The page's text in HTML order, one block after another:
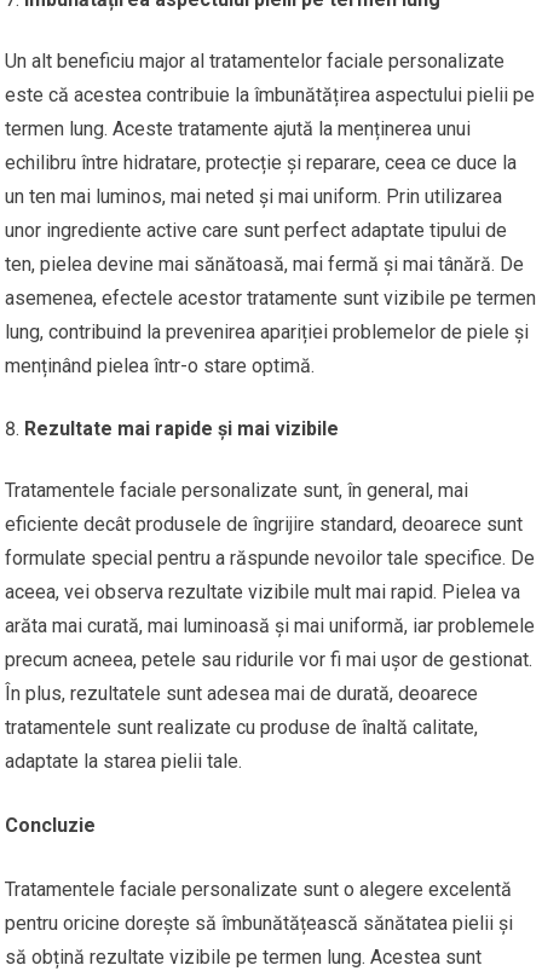
Un alt beneficiu major al tratamentelor faciale personalizate
este că acestea contribuie la îmbunătățirea aspectului pielii pe
termen lung. Aceste tratamente ajută la menținerea unui
echilibru între hidratare, protecție și reparare, ceea ce duce la
un ten mai luminos, mai neted și mai uniform. Prin utilizarea
unor ingrediente active care sunt perfect adaptate tipului de
ten, pielea devine mai sănătoasă, mai fermă și mai tânără. De
asemenea, efectele acestor tratamente sunt vizibile pe termen
lung, contribuind la prevenirea apariției problemelor de piele și
menținând pielea într-o stare optimă.
Rezultate mai rapide și mai vizibile
Tratamentele faciale personalizate sunt, în general, mai
eficiente decât produsele de îngrijire standard, deoarece sunt
formulate special pentru a răspunde nevoilor tale specifice. De
aceea, vei observa rezultate vizibile mult mai rapid. Pielea va
arăta mai curată, mai luminoasă și mai uniformă, iar problemele
precum acneea, petele sau ridurile vor fi mai ușor de gestionat.
În plus, rezultatele sunt adesea mai de durată, deoarece
tratamentele sunt realizate cu produse de înaltă calitate,
adaptate la starea pielii tale.
Concluzie
Tratamentele faciale personalizate sunt o alegere excelentă
pentru oricine dorește să îmbunătățească sănătatea pielii și
să obțină rezultate vizibile pe termen lung. Acestea sunt